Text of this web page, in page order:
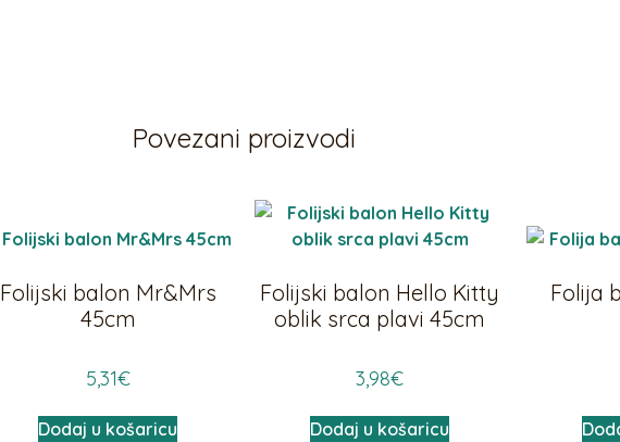
Povezani proizvodi
Folijski balon Mr&Mrs
45cm
5,31€
Dodaj u košaricu
Folijski balon Hello Kitty
oblik srca plavi 45cm
3,98€
Dodaj u košaricu
Folija